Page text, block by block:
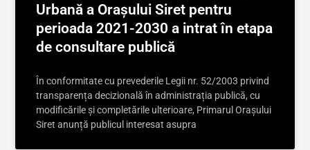
Urbană a Orașului Siret pentru
perioada 2021-2030 a intrat în etapa
de consultare publică
În conformitate cu prevederile Legii nr. 52/2003 privind
transparența decizională în administrația publică, cu
modificările și completările ulterioare, Primarul Orașului
Siret anunță publicul interesat asupra